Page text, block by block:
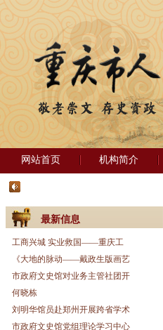
网站首页 机构简介
最新信息
工商兴城 实业救国——重庆工
《大地的脉动——戴政生版画艺
市政府文史馆对业务主管社团开
何晓栋
刘明华馆员赴郑州开展跨省学术
市政府文史馆党组理论学习中心